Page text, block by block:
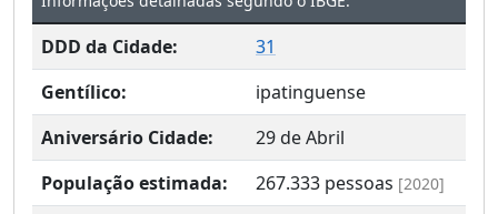
DDD da Cidade:
31
Gentílico:
ipatinguense
Aniversário Cidade:
29 de Abril
População estimada:
267.333 pessoas [2020]